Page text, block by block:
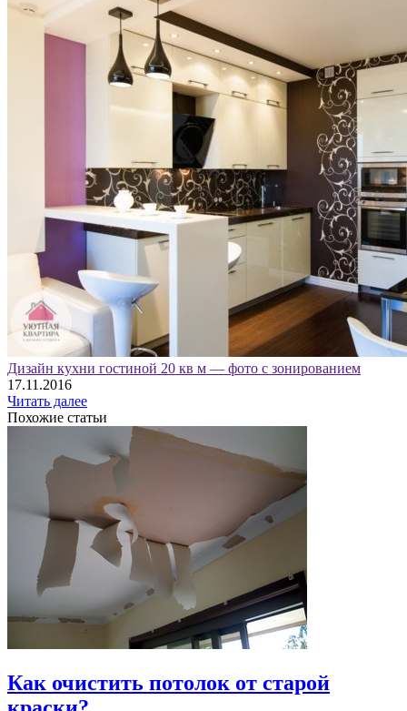
Дизайн кухни гостиной 20 кв м — фото с зонированием
17.11.2016
Читать далее
Похожие статьи
Как очистить потолок от старой